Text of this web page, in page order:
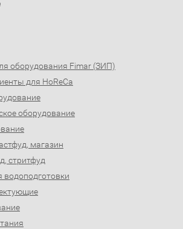
оборудования Fimar (ЗИП)
для HoReCa
оборудование
магазин
стритфуд
водоподготовки